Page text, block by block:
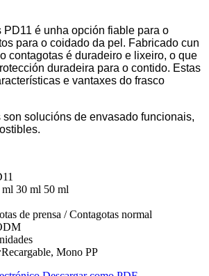
PD11 é unha opción fiable para o
para o coidado da pel. Fabricado cun
contagotas é duradeiro e lixeiro, o que
duradeira para o contido. Estas
e vantaxes do frasco
solucións de envasado funcionais,
ml 30 ml 50 ml
de prensa / Contagotas normal
Recargable, Mono PP